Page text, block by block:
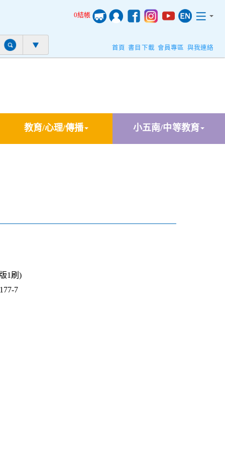
0結帳
首頁 書目下載 會員專區 與我連絡
教育/心理/傳播 小五南/中等教育
1刷)
7